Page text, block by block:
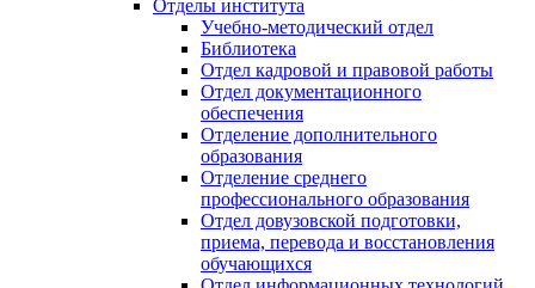
Отделы института
Учебно-методический отдел
Библиотека
Отдел кадровой и правовой работы
Отдел документационного
обеспечения
Отделение дополнительного
образования
Отделение среднего
профессионального образования
Отдел довузовской подготовки,
приема, перевода и восстановления
обучающихся